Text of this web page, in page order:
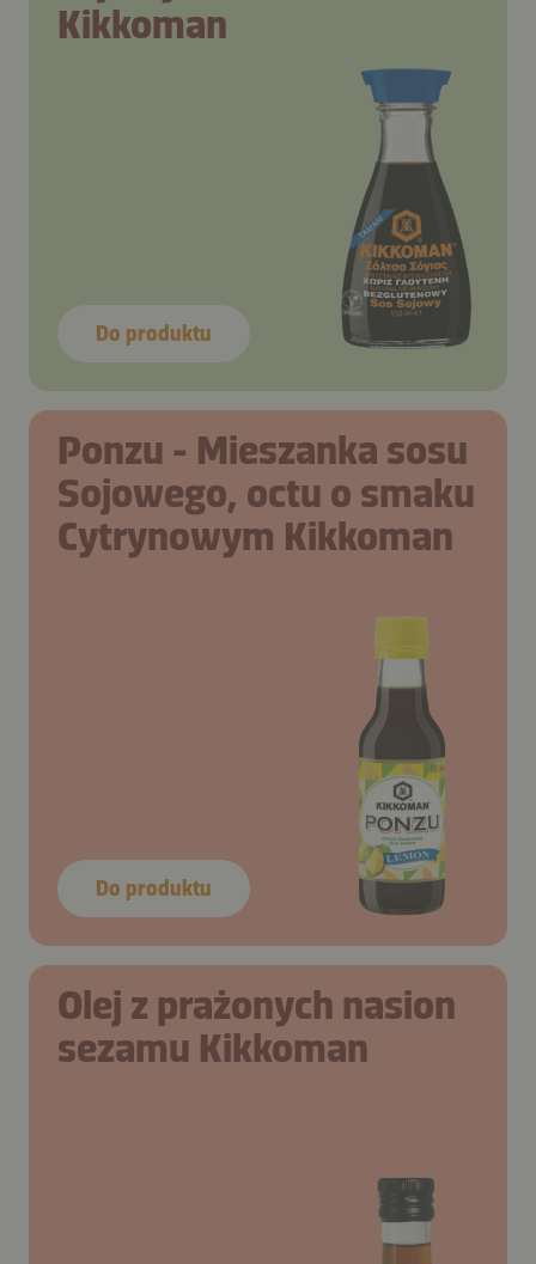
Kikkoman
Do produktu
Ponzu - Mieszanka sosu
Sojowego, octu o smaku
Cytrynowym Kikkoman
Do produktu
Olej z prażonych nasion
sezamu Kikkoman